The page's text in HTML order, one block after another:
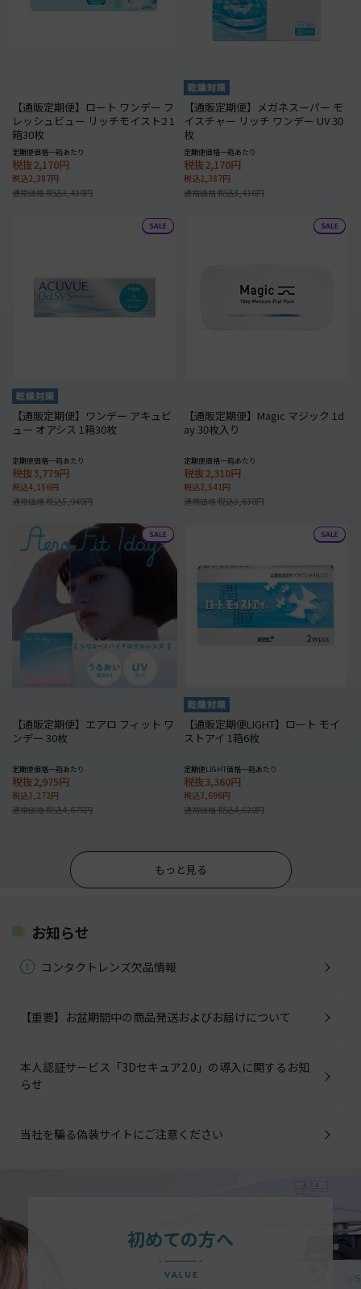
【通販定期便】ロート ワンデー フ
レッシュビュー リッチモイスト2 1
箱30枚
定期便価格一箱あたり
税抜2,170円
税込2,387円
通常価格 税込3,410円
【通販定期便】メガネスーパー モ
イスチャー リッチ ワンデー UV 30
枚
定期便価格一箱あたり
税抜2,170円
税込2,387円
通常価格 税込3,410円
【通販定期便】ワンデー アキュビ
ュー オアシス 1箱30枚
定期便価格一箱あたり
税抜3,779円
税込4,156円
通常価格 税込5,940円
【通販定期便】Magic マジック 1d
ay 30枚入り
定期便価格一箱あたり
税抜2,310円
税込2,541円
通常価格 税込3,630円
【通販定期便】エアロ フィット ワ
ンデー 30枚
定期便価格一箱あたり
税抜2,975円
税込3,272円
通常価格 税込4,675円
【通販定期便LIGHT】ロート モイ
ストアイ 1箱6枚
定期便LIGHT価格一箱あたり
税抜3,360円
税込3,696円
通常価格 税込4,620円
もっと見る
お知らせ
コンタクトレンズ欠品情報
【重要】お盆期間中の商品発送およびお届けについて
本人認証サービス「3Dセキュア2.0」の導入に関するお知
らせ
当社を騙る偽装サイトにご注意ください
初めての方へ